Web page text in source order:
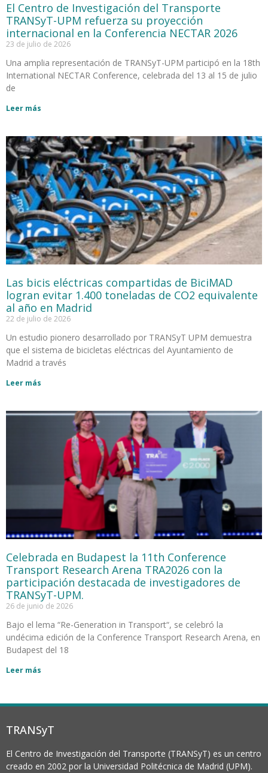
El Centro de Investigación del Transporte
TRANSyT-UPM refuerza su proyección
internacional en la Conferencia NECTAR 2026
23 de julio de 2026
Una amplia representación de TRANSyT-UPM participó en la 18th
International NECTAR Conference, celebrada del 13 al 15 de julio
de
Leer más
Las bicis eléctricas compartidas de BiciMAD
logran evitar 1.400 toneladas de CO2 equivalente
al año en Madrid
22 de julio de 2026
Un estudio pionero desarrollado por TRANSyT UPM demuestra
que el sistema de bicicletas eléctricas del Ayuntamiento de
Madrid a través
Leer más
Celebrada en Budapest la 11th Conference
Transport Research Arena TRA2026 con la
participación destacada de investigadores de
TRANSyT-UPM.
26 de junio de 2026
Bajo el lema “Re-Generation in Transport“, se celebró la
undécima edición de la Conference Transport Research Arena, en
Budapest del 18
Leer más
TRANSyT
El Centro de Investigación del Transporte (TRANSyT) es un centro
creado en 2002 por la Universidad Politécnica de Madrid (UPM).